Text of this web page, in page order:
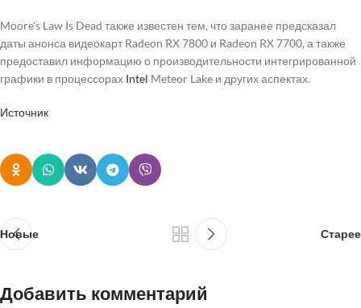
Moore's Law Is Dead также известен тем, что заранее предсказал
даты анонса видеокарт Radeon RX 7800 и Radeon RX 7700, а также
предоставил информацию о производительности интегрированной
графики в процессорах Intel Meteor Lake и других аспектах.
Источник
Новые Старее
Добавить комментарий